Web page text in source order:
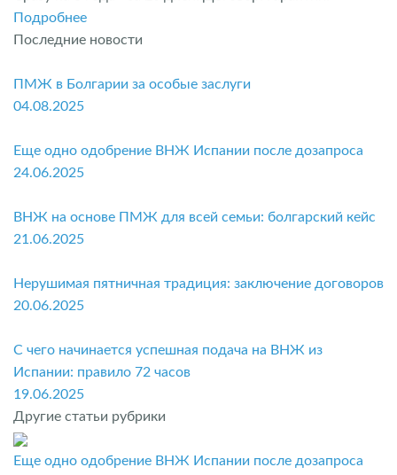
Подробнее
Последние новости
ПМЖ в Болгарии за особые заслуги
04.08.2025
Еще одно одобрение ВНЖ Испании после дозапроса
24.06.2025
ВНЖ на основе ПМЖ для всей семьи: болгарский кейс
21.06.2025
Нерушимая пятничная традиция: заключение договоров
20.06.2025
С чего начинается успешная подача на ВНЖ из
Испании: правило 72 часов
19.06.2025
Другие статьи рубрики
Еще одно одобрение ВНЖ Испании после дозапроса